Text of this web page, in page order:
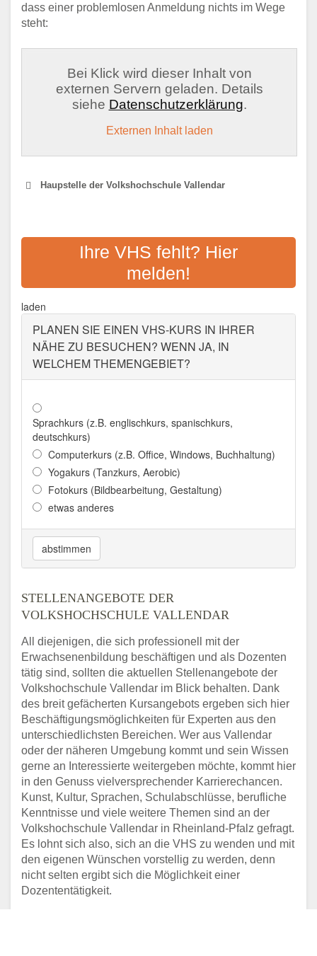
dass einer problemlosen Anmeldung nichts im Wege
steht:
Bei Klick wird dieser Inhalt von
externen Servern geladen. Details
siehe Datenschutzerklärung.
Externen Inhalt laden
Haupstelle der Volkshochschule Vallendar
VHS KOBLENZ
Adresse: Hoevelstr. 6, 56073 Koblenz
Adresse: Bahnhofstr. 9, 56068 Koblenz
Aktualisiert: August 2021
Ihre VHS fehlt? Hier
melden!
laden
PLANEN SIE EINEN VHS-KURS IN IHRER
NÄHE ZU BESUCHEN? WENN JA, IN
WELCHEM THEMENGEBIET?
Sprachkurs (z.B. englischkurs, spanischkurs,
deutschkurs)
Computerkurs (z.B. Office, Windows, Buchhaltung)
Yogakurs (Tanzkurs, Aerobic)
Fotokurs (Bildbearbeitung, Gestaltung)
etwas anderes
abstimmen
STELLENANGEBOTE DER
VOLKSHOCHSCHULE VALLENDAR
All diejenigen, die sich professionell mit der
Erwachsenenbildung beschäftigen und als Dozenten
tätig sind, sollten die aktuellen Stellenangebote der
Volkshochschule Vallendar im Blick behalten. Dank
des breit gefächerten Kursangebots ergeben sich hier
Beschäftigungsmöglichkeiten für Experten aus den
unterschiedlichsten Bereichen. Wer aus Vallendar
oder der näheren Umgebung kommt und sein Wissen
gerne an Interessierte weitergeben möchte, kommt hier
in den Genuss vielversprechender Karrierechancen.
Kunst, Kultur, Sprachen, Schulabschlüsse, berufliche
Kenntnisse und viele weitere Themen sind an der
Volkshochschule Vallendar in Rheinland-Pfalz gefragt.
Es lohnt sich also, sich an die VHS zu wenden und mit
den eigenen Wünschen vorstellig zu werden, denn
nicht selten ergibt sich die Möglichkeit einer
Dozententätigkeit.